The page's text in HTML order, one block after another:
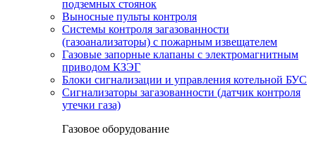
подземных стоянок
Выносные пульты контроля
Системы контроля загазованности
(газоанализаторы) с пожарным извещателем
Газовые запорные клапаны с электромагнитным
приводом КЗЭГ
Блоки сигнализации и управления котельной БУС
Сигнализаторы загазованности (датчик контроля
утечки газа)
Газовое оборудование